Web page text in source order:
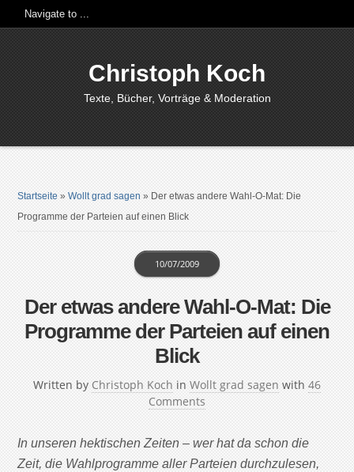
Christoph Koch
Texte, Bücher, Vorträge & Moderation
Startseite »Wollt grad sagen » Der etwas andere Wahl-O-Mat: Die
Programme der Parteien auf einen Blick
Der etwas andere Wahl-O-Mat: Die
Programme der Parteien auf einen
Blick
Written by Christoph Koch
10/07/2009
in Wollt grad sagen with 46
Comments
In unseren hektischen Zeiten – wer hat da schon die
Zeit, die Wahlprogramme aller Parteien durchzulesen,